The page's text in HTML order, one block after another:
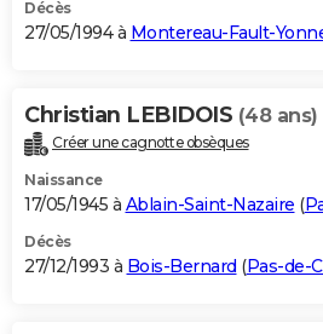
Décès
27/05/1994 à Montereau-Fault-
Christian LEBIDOIS (48 ans)
Créer une cagnotte obsèques
Naissance
17/05/1945 à Ablain-Saint-Nazaire (
Décès
27/12/1993 à Bois-Bernard (Pas-de-